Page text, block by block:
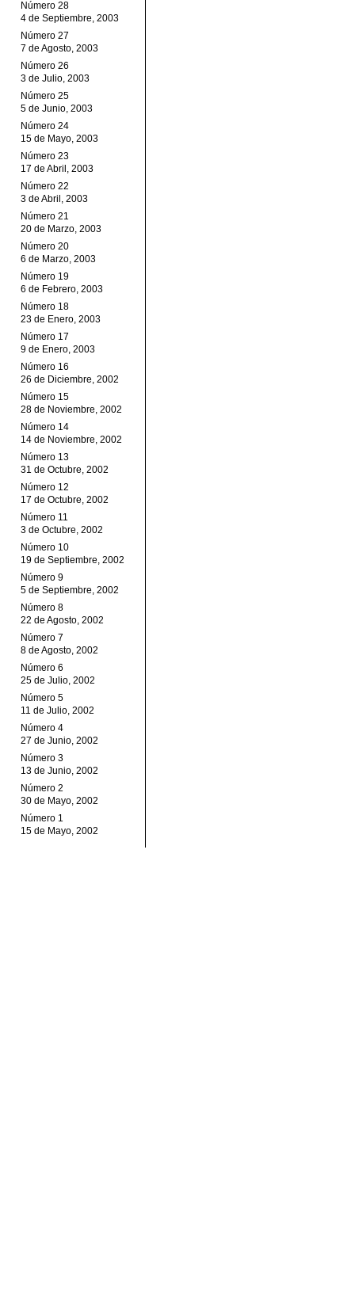
Número 28
4 de Septiembre, 2003
Número 27
7 de Agosto, 2003
Número 26
3 de Julio, 2003
Número 25
5 de Junio, 2003
Número 24
15 de Mayo, 2003
Número 23
17 de Abril, 2003
Número 22
3 de Abril, 2003
Número 21
20 de Marzo, 2003
Número 20
6 de Marzo, 2003
Número 19
6 de Febrero, 2003
Número 18
23 de Enero, 2003
Número 17
9 de Enero, 2003
Número 16
26 de Diciembre, 2002
Número 15
28 de Noviembre, 2002
Número 14
14 de Noviembre, 2002
Número 13
31 de Octubre, 2002
Número 12
17 de Octubre, 2002
Número 11
3 de Octubre, 2002
Número 10
19 de Septiembre, 2002
Número 9
5 de Septiembre, 2002
Número 8
22 de Agosto, 2002
Número 7
8 de Agosto, 2002
Número 6
25 de Julio, 2002
Número 5
11 de Julio, 2002
Número 4
27 de Junio, 2002
Número 3
13 de Junio, 2002
Número 2
30 de Mayo, 2002
Número 1
15 de Mayo, 2002